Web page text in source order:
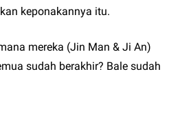
keponakannya itu.
mereka (Jin Man & Ji An)
sudah berakhir? Bale sudah